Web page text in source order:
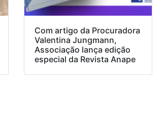
Com artigo da Procuradora
Valentina Jungmann,
Associação lança edição
especial da Revista Anape